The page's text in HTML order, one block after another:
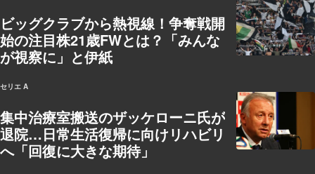
ビッグクラブから熱視線！争奪戦開
始の注目株21歳FWとは？「みんな
が視察に」と伊紙
セリエ A
集中治療室搬送のザッケローニ氏が
退院…日常生活復帰に向けリハビリ
へ「回復に大きな期待」